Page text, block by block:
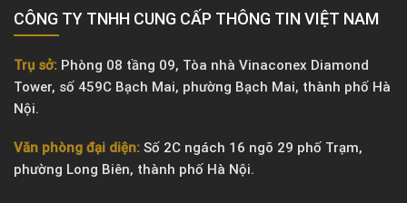
CÔNG TY TNHH CUNG CẤP THÔNG TIN VIỆT NAM
Trụ sở: Phòng 08 tầng 09, Tòa nhà Vinaconex Diamond
Tower, số 459C Bạch Mai, phường Bạch Mai, thành phố Hà
Nội.
Văn phòng đại diện: Số 2C ngách 16 ngõ 29 phố Trạm,
phường Long Biên, thành phố Hà Nội.